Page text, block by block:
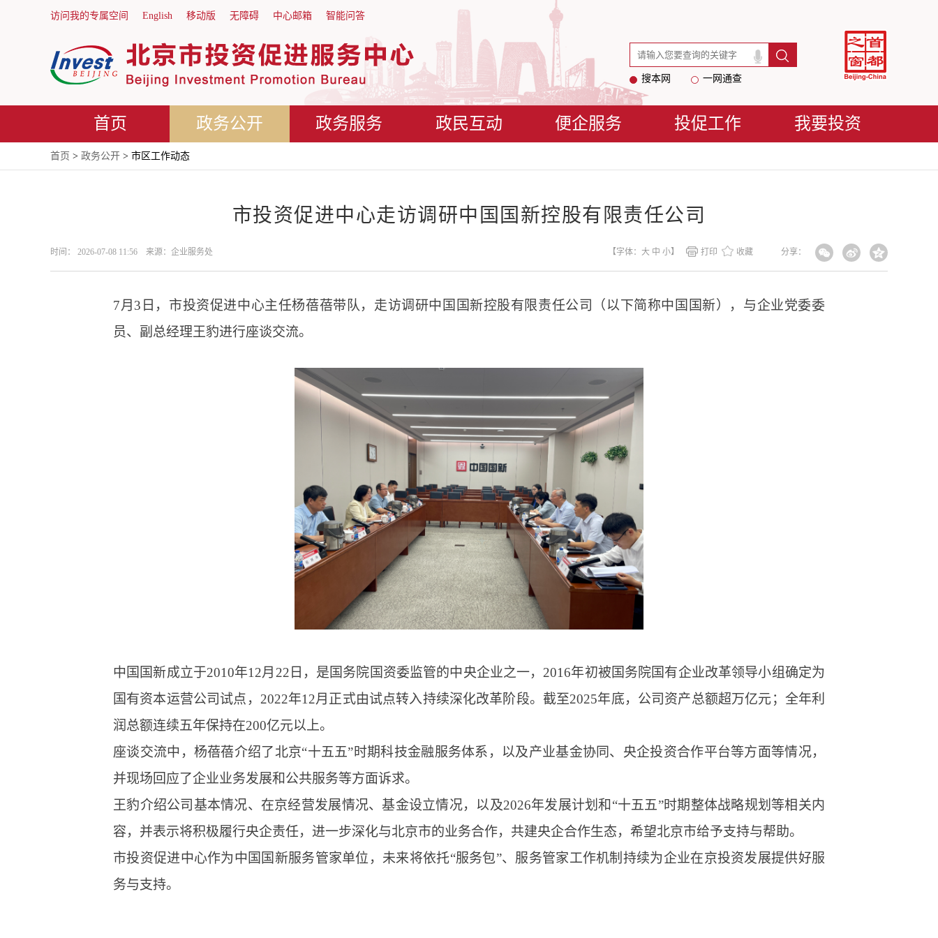
访问我的专属空间 English 移动版 无障碍 中心邮箱 智能问答
搜本网 一网通查
首页 政务公开 政务服务 政民互动 便企服务 投促工作 我要投资
首页 > 政务公开 > 市区工作动态
市投资促进中心走访调研中国国新控股有限责任公司
时间： 2026-07-08 11:56 来源：企业服务处 分享：
【字体： 大 中 小】 打印 收藏
7月3日，市投资促进中心主任杨蓓蓓带队，走访调研中国国新控股有限责任公司（以下简称中国国新），与企业党委委
员、副总经理王豹进行座谈交流。
中国国新成立于2010年12月22日，是国务院国资委监管的中央企业之一，2016年初被国务院国有企业改革领导小组确定为
国有资本运营公司试点，2022年12月正式由试点转入持续深化改革阶段。截至2025年底，公司资产总额超万亿元；全年利
润总额连续五年保持在200亿元以上。
座谈交流中，杨蓓蓓介绍了北京“十五五”时期科技金融服务体系，以及产业基金协同、央企投资合作平台等方面等情况，
并现场回应了企业业务发展和公共服务等方面诉求。
王豹介绍公司基本情况、在京经营发展情况、基金设立情况，以及2026年发展计划和“十五五”时期整体战略规划等相关内
容，并表示将积极履行央企责任，进一步深化与北京市的业务合作，共建央企合作生态，希望北京市给予支持与帮助。
市投资促进中心作为中国国新服务管家单位，未来将依托“服务包”、服务管家工作机制持续为企业在京投资发展提供好服
务与支持。